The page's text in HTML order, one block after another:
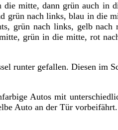
mitte, dann grün auch in
grün nach links, blau in die
grün nach links, gelb nach
grün in die mitte, rot
runter gefallen. Diesen im
Autos mit
Auto an der Tür vorbeifährt.